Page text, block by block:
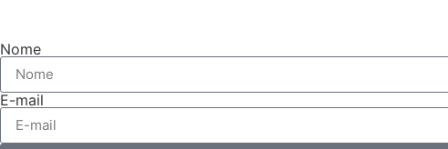
Nome
E-mail